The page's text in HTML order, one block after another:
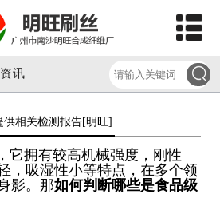
讯
供相关检测报告[明旺]​
，它拥有较高机械强度，刚性
，吸湿性小等特点，在多个领
影。那如何判断哪些是食品级